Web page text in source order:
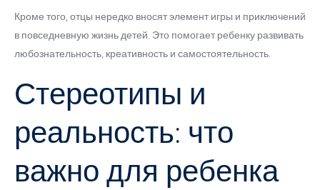
Кроме того, отцы нередко вносят элемент игры и приключений
в повседневную жизнь детей. Это помогает ребенку развивать
любознательность, креативность и самостоятельность.
Стереотипы и
реальность: что
важно для ребенка